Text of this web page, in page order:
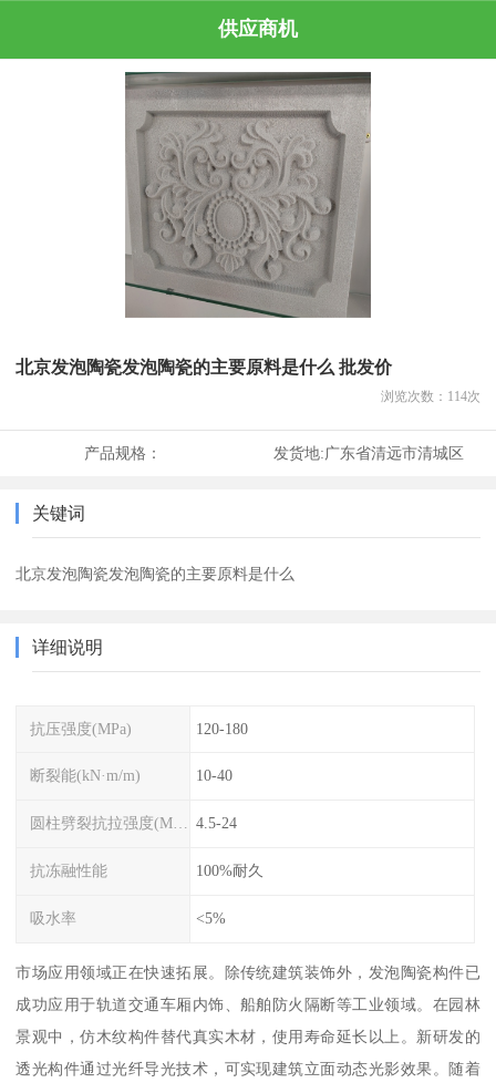
供应商机
北京发泡陶瓷发泡陶瓷的主要原料是什么 批发价
浏览次数： 114次
产品规格： 发货地:广东省清远市清城区
关键词
北京发泡陶瓷发泡陶瓷的主要原料是什么
详细说明
抗压强度(MPa) 120-180
断裂能(kN·m/m) 10-40
圆柱劈裂抗拉强度(MPa) 4.5-24
抗冻融性能 100%耐久
吸水率 <5%
市场应用领域正在快速拓展。除传统建筑装饰外，发泡陶瓷构件已
成功应用于轨道交通车厢内饰、船舶防火隔断等工业领域。在园林
景观中，仿木纹构件替代真实木材，使用寿命延长以上。新研发的
透光构件通过光纤导光技术，可实现建筑立面动态光影效果。随着